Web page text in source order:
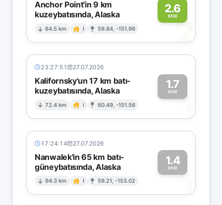
Anchor Point'in 9 km
kuzeybatısında, Alaska
64.5 km I 59.84, -151.96
2.6
MW2
23:27:51 27.07.2026
Kalifornsky'un 17 km batı-
kuzeybatısında, Alaska
72.4 km I 60.49, -151.56
1.7
MW1
17:24:14 27.07.2026
Nanwalek'in 65 km batı-
güneybatısında, Alaska
94.3 km I 59.21, -153.02
1.4
MW1